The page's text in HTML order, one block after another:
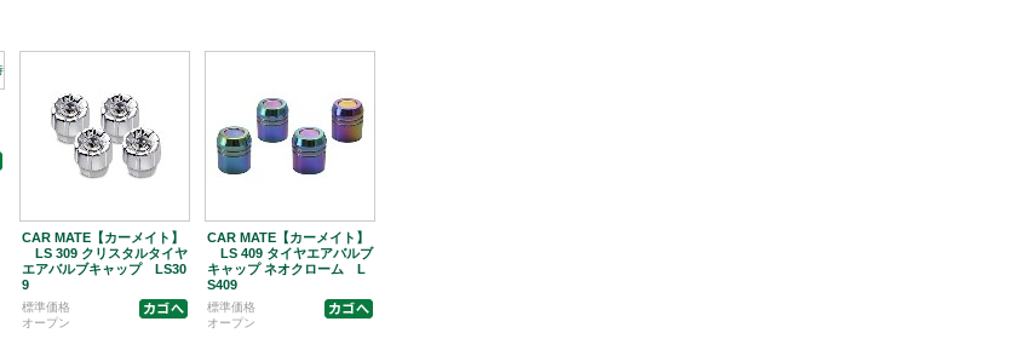
CAR MATE【カーメイト】
LS 309 クリスタルタイヤ
エアバルブキャップ LS30
9
標準価格
オープン
CAR MATE【カーメイト】
LS 409 タイヤエアバルブ
キャップ ネオクローム L
S409
標準価格
オープン